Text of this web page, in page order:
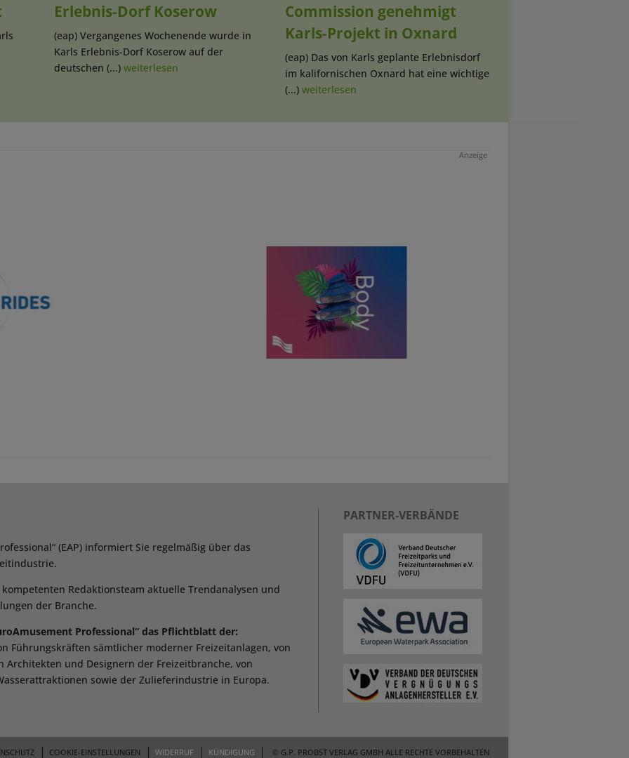
Erlebnis-Dorf Koserow
(eap) Vergangenes Wochenende wurde in
Karls Erlebnis-Dorf Koserow auf der
deutschen (...) weiterlesen
Commission genehmigt
Karls-Projekt in Oxnard
(eap) Das von Karls geplante Erlebnisdorf
im kalifornischen Oxnard hat eine wichtige
(...) weiterlesen
Anzeige
(EAP) informiert Sie regelmäßig über das
Redaktionsteam aktuelle Trendanalysen und
der Branche.
Professional“ das Pflichtblatt der:
Führungskräften sämtlicher moderner Freizeitanlagen, von
Architekten und Designern der Freizeitbranche, von
sowie der Zulieferindustrie in Europa.
PARTNER-VERBÄNDE
COOKIE-EINSTELLUNGEN WIDERRUF KÜNDIGUNG © G.P. PROBST VERLAG GMBH ALLE RECHTE VORBEHALTEN